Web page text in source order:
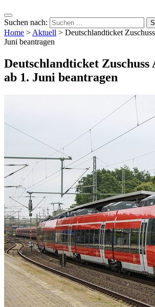
Suchen nach:
Home > Aktuell > Deutschlandticket
Juni beantragen
Deutschlandticket Zuschuss
ab 1. Juni beantragen